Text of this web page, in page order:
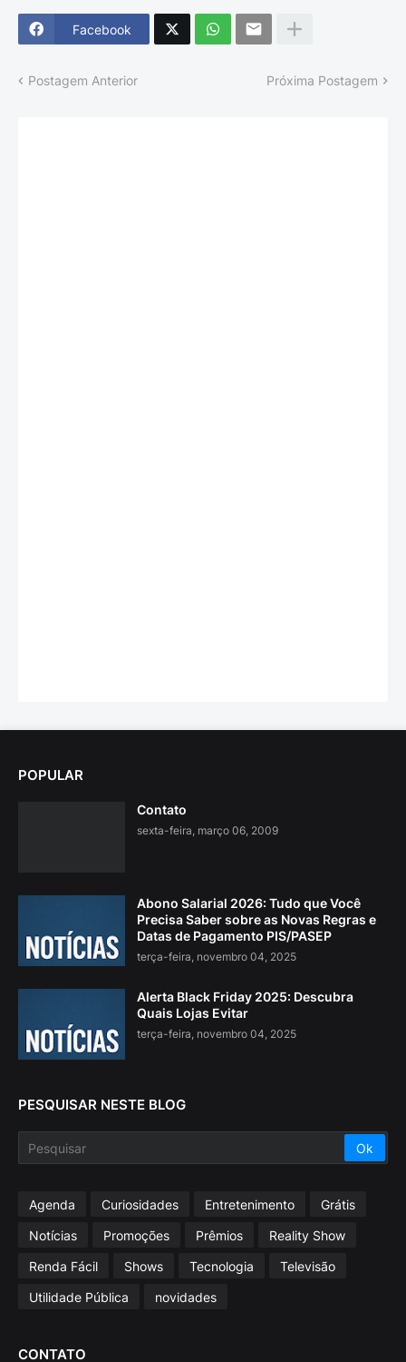
Facebook
Postagem Anterior Próxima Postagem
POPULAR
Contato
sexta-feira, março 06, 2009
Abono Salarial 2026: Tudo que Você
Precisa Saber sobre as Novas Regras e
Datas de Pagamento PIS/PASEP
terça-feira, novembro 04, 2025
Alerta Black Friday 2025: Descubra
Quais Lojas Evitar
terça-feira, novembro 04, 2025
PESQUISAR NESTE BLOG
Agenda Curiosidades Entretenimento
Grátis
Notícias
Promoções Prêmios
Reality Show
Renda Fácil
Shows Tecnologia
Televisão
Utilidade Pública
novidades
CONTATO